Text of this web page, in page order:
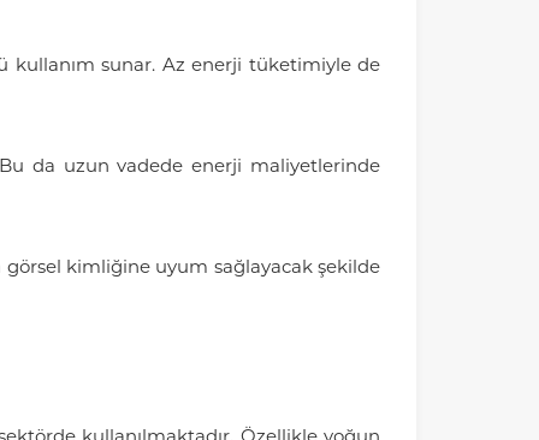
kullanım sunar. Az enerji tüketimiyle de
da uzun vadede enerji maliyetlerinde
görsel kimliğine uyum sağlayacak şekilde